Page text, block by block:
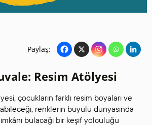
GALERILERI
MIRASA
Paylaş:
Resim Atölyesi
çocukların farklı resim boyaları ve
renklerin büyülü dünyasında
bulacağı bir keşif yolculuğu